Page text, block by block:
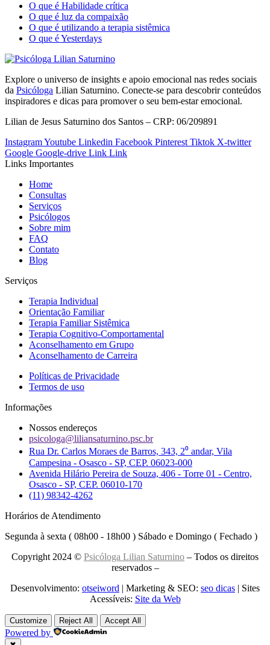
O que é Habilidade crítica
O que é luz da compaixão
O que é utilizando a terapia sistêmica
O que é Yesterdays
Explore o universo de insights e apoio emocional nas redes sociais
da Psicóloga Lilian Saturnino. Conecte-se para descobrir conteúdos
inspiradores e dicas para promover o seu bem-estar emocional.
Lilian de Jesus Saturnino dos Santos – CRP: 06/209891
InstagramYoutube Linkedin Facebook Pinterest Tiktok X-twitter
Google Google-drive Link Link
Links Importantes
Home
Consultas
Serviços
Psicólogos
Sobre mim
FAQ
Contato
Blog
Serviços
Terapia Individual
Orientação Familiar
Terapia Familiar Sistêmica
Terapia Cognitivo-Comportamental
Aconselhamento em Grupo
Aconselhamento de Carreira
Políticas de Privacidade
Termos de uso
Informações
Nossos endereços
psicologa@liliansaturnino.psc.br
Rua Dr. Carlos Moraes de Barros, 343, 2⁰ andar, Vila
Campesina - Osasco - SP, CEP. 06023-000
Avenida Hilário Pereira de Souza, 406 - Torre 01 - Centro,
Osasco - SP, CEP. 06010-170
(11) 98342-4262
Horários de Atendimento
Segunda à sexta ( 08h00 - 18h00 ) Sábado e Domingo ( Fechado )
Copyright 2024 © Psicóloga Lilian Saturnino – Todos os direitos
reservados –
Desenvolvimento: otseiword | Marketing & SEO: seo dicas | Sites
Acessíveis: Site da Web
Customize Reject All Accept All
Powered by